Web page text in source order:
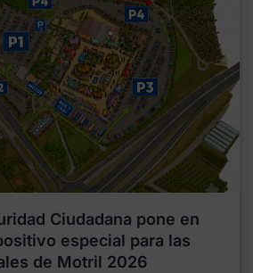
Ciudadana pone en
especial para las
de Motril 2026